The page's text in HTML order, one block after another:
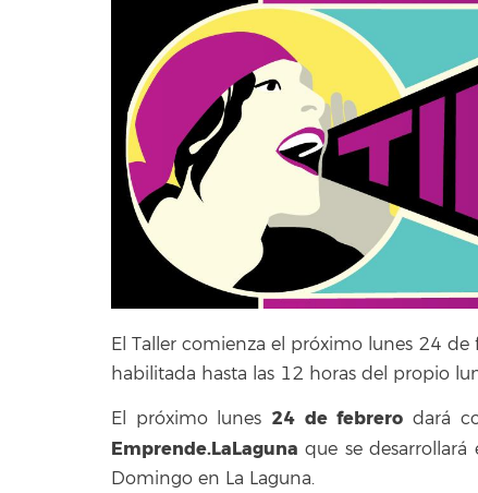
El Taller comienza el próximo lunes 24
habilitada hasta las 12 horas del propio
El próximo lunes 24 de febrerodará
Emprende.LaLaguna que se
Domingo en La Laguna.